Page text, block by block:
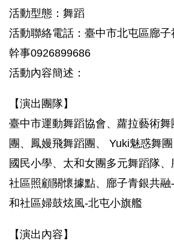
活動型態：舞蹈
活動聯絡電話：臺中市北屯區廍
幹事0926899686
活動內容簡述：
【演出團隊】
臺中市運動舞蹈協會、蘿拉藝術
團、鳳嫚飛舞蹈團、 Yuki魅惑舞
國民小學、太和女團多元舞蹈隊
社區照顧關懷據點、廍子青銀共
和社區婦鼓炫風-北屯小旗艦
【演出內容】